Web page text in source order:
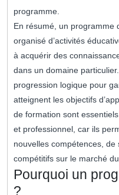
programme.
En résumé, un programme
organisé d’activités
à acquérir des
dans un domaine
progression logique pour
atteignent les objectifs
de formation sont
et professionnel, car ils
nouvelles compétences,
compétitifs sur le marché
Pourquoi un
?